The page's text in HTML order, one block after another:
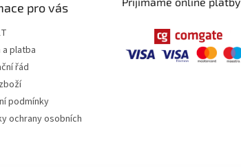
pro vás
a platba
řád
podmínky
ochrany osobních